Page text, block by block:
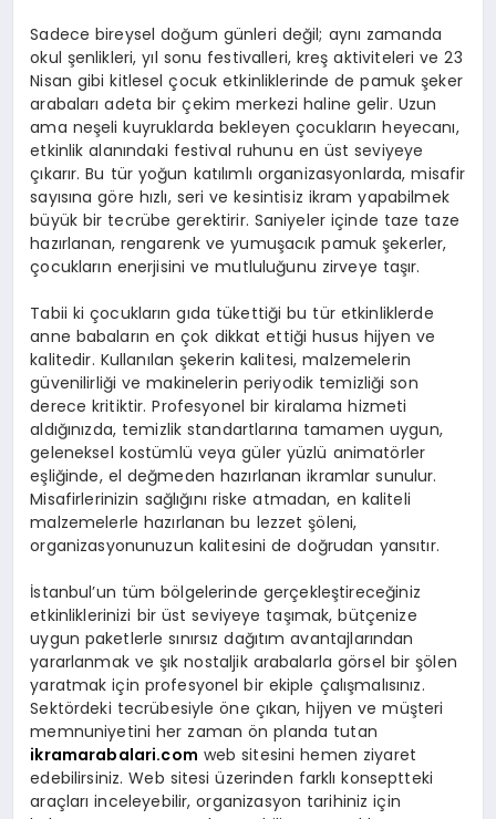
Sadece bireysel doğum günleri değil; aynı zamanda
okul şenlikleri, yıl sonu festivalleri, kreş aktiviteleri ve 23
Nisan gibi kitlesel çocuk etkinliklerinde de pamuk şeker
arabaları adeta bir çekim merkezi haline gelir. Uzun
ama neşeli kuyruklarda bekleyen çocukların heyecanı,
etkinlik alanındaki festival ruhunu en üst seviyeye
çıkarır. Bu tür yoğun katılımlı organizasyonlarda, misafir
sayısına göre hızlı, seri ve kesintisiz ikram yapabilmek
büyük bir tecrübe gerektirir. Saniyeler içinde taze taze
hazırlanan, rengarenk ve yumuşacık pamuk şekerler,
çocukların enerjisini ve mutluluğunu zirveye taşır.
Tabii ki çocukların gıda tükettiği bu tür etkinliklerde
anne babaların en çok dikkat ettiği husus hijyen ve
kalitedir. Kullanılan şekerin kalitesi, malzemelerin
güvenilirliği ve makinelerin periyodik temizliği son
derece kritiktir. Profesyonel bir kiralama hizmeti
aldığınızda, temizlik standartlarına tamamen uygun,
geleneksel kostümlü veya güler yüzlü animatörler
eşliğinde, el değmeden hazırlanan ikramlar sunulur.
Misafirlerinizin sağlığını riske atmadan, en kaliteli
malzemelerle hazırlanan bu lezzet şöleni,
organizasyonunuzun kalitesini de doğrudan yansıtır.
İstanbul’un tüm bölgelerinde gerçekleştireceğiniz
etkinliklerinizi bir üst seviyeye taşımak, bütçenize
uygun paketlerle sınırsız dağıtım avantajlarından
yararlanmak ve şık nostaljik arabalarla görsel bir şölen
yaratmak için profesyonel bir ekiple çalışmalısınız.
Sektördeki tecrübesiyle öne çıkan, hijyen ve müşteri
memnuniyetini her zaman ön planda tutan
ikramarabalari.com web sitesini hemen ziyaret
edebilirsiniz. Web sitesi üzerinden farklı konseptteki
araçları inceleyebilir, organizasyon tarihiniz için